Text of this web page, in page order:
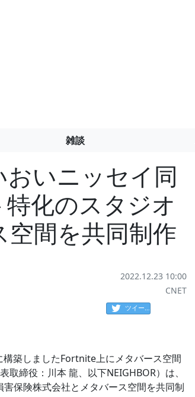
雑談
いニッセイ同
化のスタジオ
空間を共同制作
2022.12.23 10:00
CNET
ツイート
築しましたFortnite上にメタバース空間
締役：川本 龍、以下NEIGHBOR）は、
保険株式会社とメタバース空間を共同制